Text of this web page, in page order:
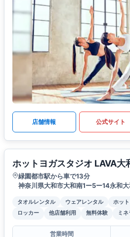
店舗情報 公式サイト
ホットヨガスタジオ LAVA大
緑園都市駅から車で13分
神奈川県大和市大和南1ー5ー14永和
タオルレンタル ウェアレンタル ホッ
ロッカー
他店舗利用 無料体験 ミ
営業時間